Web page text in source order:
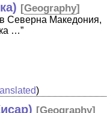
[Geography]
Северна Македония,
…”
)
[Geography]